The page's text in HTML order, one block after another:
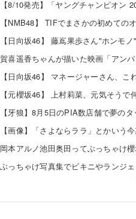
【NMB48】 TIFでまさかの初めての
【日向坂46】 藤嶌果歩さん"ホンモ
【日向坂46】 マネージャーさん、こ
【元櫻坂46】 上村莉菜、元気そうで
岡本アルノ池田奥田ってぶっちゃけ